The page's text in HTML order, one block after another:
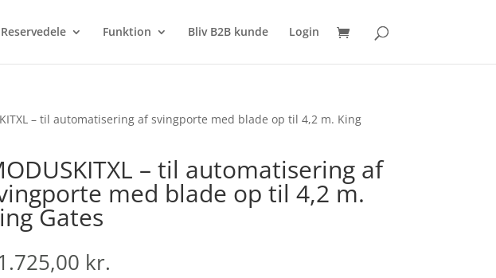
Reservedele Funktion Bliv B2B kunde Login
– til automatisering af svingporte med blade op til 4,2 m. King
– til automatisering af
med blade op til 4,2 m.
Gates
kr.